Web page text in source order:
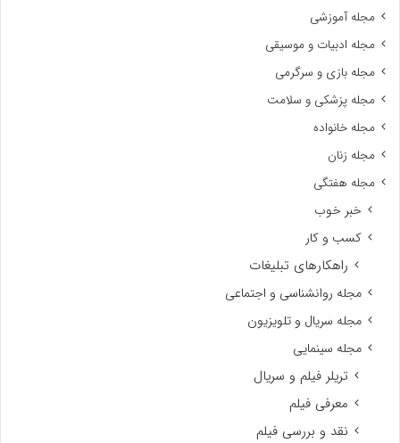
مجله آموزشی
مجله ادبیات و موسیقی
مجله بازی و سرگرمی
مجله پزشکی و سلامت
مجله خانواده
مجله زنان
مجله هفتگی
خبر خوب
کسب و کار
راهکارهای تبلیغات
مجله روانشناسی و اجتماعی
مجله سریال و تلویزیون
مجله سینمایی
تریلر فیلم و سریال
معرفی فیلم
نقد و بررسی فیلم